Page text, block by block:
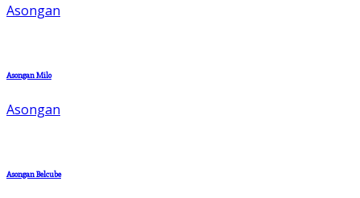
Asongan
Asongan Milo
Asongan
Asongan Belcube